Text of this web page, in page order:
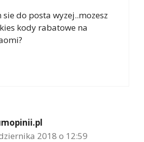
sie do posta wyzej..mozesz
kody rabatowe na
2018 o 12:59